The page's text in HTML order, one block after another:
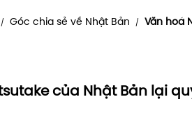
/ Góc chia sẻ về Nhật Bản / Văn hoá
của Nhật Bản lại